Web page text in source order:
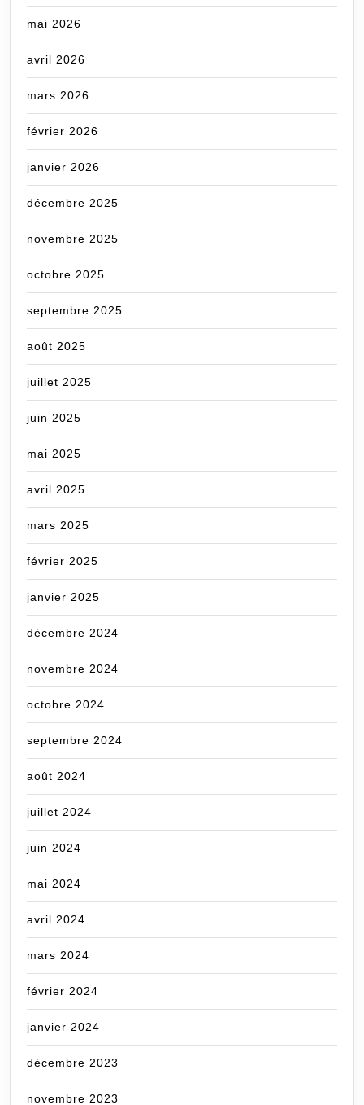
mai 2026
avril 2026
mars 2026
février 2026
janvier 2026
décembre 2025
novembre 2025
octobre 2025
septembre 2025
août 2025
juillet 2025
juin 2025
mai 2025
avril 2025
mars 2025
février 2025
janvier 2025
décembre 2024
novembre 2024
octobre 2024
septembre 2024
août 2024
juillet 2024
juin 2024
mai 2024
avril 2024
mars 2024
février 2024
janvier 2024
décembre 2023
novembre 2023